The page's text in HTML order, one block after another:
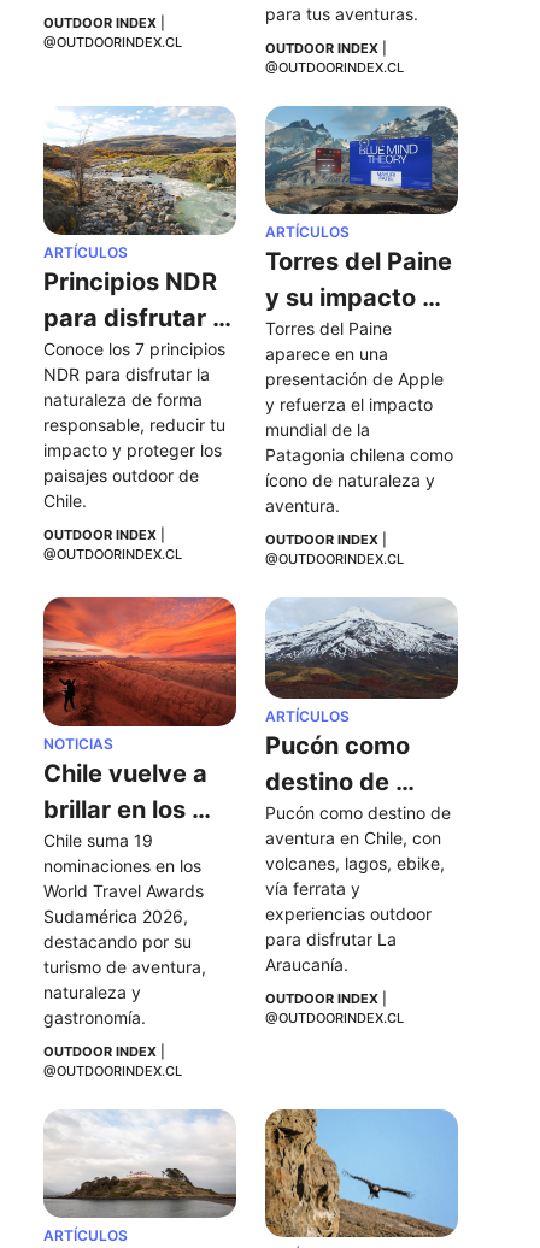
OUTDOOR INDEX
@OUTDOORINDEX.CL
para tus aventuras.
OUTDOOR INDEX
@OUTDOORINDEX.CL
ARTÍCULOS
Principios NDR
para disfrutar
la naturaleza
de forma
responsable
Conoce los 7 principios
NDR para disfrutar la
naturaleza de forma
responsable, reducir tu
impacto y proteger los
paisajes outdoor de
Chile.
OUTDOOR INDEX
@OUTDOORINDEX.CL
ARTÍCULOS
Torres del Paine
y su impacto
tras aparecer
en una
presentación
de Apple
Torres del Paine
aparece en una
presentación de Apple
y refuerza el impacto
mundial de la
Patagonia chilena como
ícono de naturaleza y
aventura.
OUTDOOR INDEX
@OUTDOORINDEX.CL
NOTICIAS
Chile vuelve a
brillar en los
World Travel
Awards
Sudamérica
2026
Chile suma 19
nominaciones en los
World Travel Awards
Sudamérica 2026,
destacando por su
turismo de aventura,
naturaleza y
gastronomía.
OUTDOOR INDEX
@OUTDOORINDEX.CL
ARTÍCULOS
Pucón como
destino de
aventura en
Chile
Pucón como destino de
aventura en Chile, con
volcanes, lagos, ebike,
vía ferrata y
experiencias outdoor
para disfrutar La
Araucanía.
OUTDOOR INDEX
@OUTDOORINDEX.CL
ARTÍCULOS